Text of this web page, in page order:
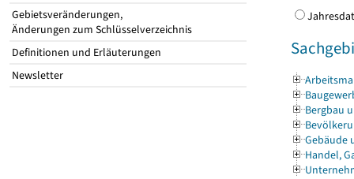
Gebietsveränderungen,
Änderungen zum Schlüsselverzeichnis
Definitionen und Erläuterungen
Newsletter
Bergbau
Gebäude
Handel,